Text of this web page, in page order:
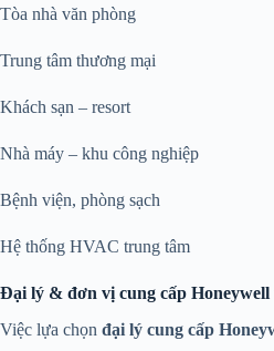
Tòa nhà văn phòng
Trung tâm thương mại
Khách sạn – resort
Nhà máy – khu công nghiệp
Bệnh viện, phòng sạch
Hệ thống HVAC trung tâm
Đại lý & đơn vị cung cấp Honeywell
Việc lựa chọn đại lý cung cấp